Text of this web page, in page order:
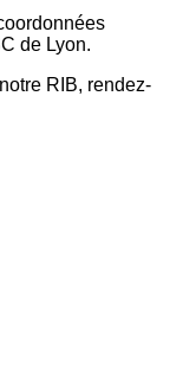
de Lyon.
RIB, rendez-